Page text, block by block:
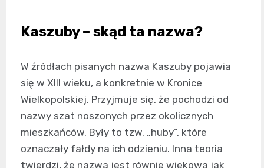
Kaszuby – skąd ta nazwa?
W źródłach pisanych nazwa Kaszuby pojawia
się w XIII wieku, a konkretnie w Kronice
Wielkopolskiej. Przyjmuje się, że pochodzi od
nazwy szat noszonych przez okolicznych
mieszkańców. Były to tzw. „huby”, które
oznaczały fałdy na ich odzieniu. Inna teoria
twierdzi, że nazwa jest równie wiekowa jak